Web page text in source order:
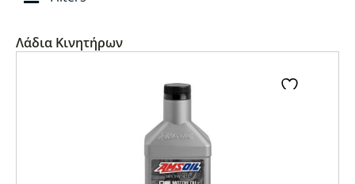
Λάδια Κινητήρων